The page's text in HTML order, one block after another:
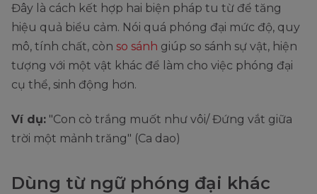
Đây là cách kết hợp hai biện pháp tu từ để tăng
hiệu quả biểu cảm. Nói quá phóng đại mức độ, quy
mô, tính chất, còn so sánh giúp so sánh sự vật, hiện
tượng với một vật khác để làm cho việc phóng đại
cụ thể, sinh động hơn.
Ví dụ: "Con cò trắng muốt như vôi/ Đứng vắt giữa
trời một mảnh trăng" (Ca dao)
Dùng từ ngữ phóng đại khác